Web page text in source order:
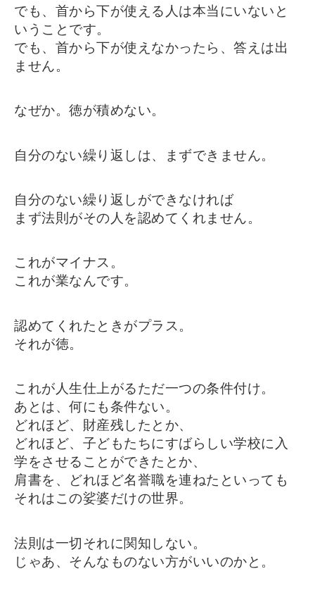
でも、首から下が使える人は本当にいないと
いうことです。
でも、首から下が使えなかったら、答えは出
ません。
なぜか。徳が積めない。
自分のない繰り返しは、まずできません。
自分のない繰り返しができなければ
まず法則がその人を認めてくれません。
これがマイナス。
これが業なんです。
認めてくれたときがプラス。
それが徳。
これが人生仕上がるただ一つの条件付け。
あとは、何にも条件ない。
どれほど、財産残したとか、
どれほど、子どもたちにすばらしい学校に入
学をさせることができたとか、
肩書を、どれほど名誉職を連ねたといっても
それはこの娑婆だけの世界。
法則は一切それに関知しない。
じゃあ、そんなものない方がいいのかと。